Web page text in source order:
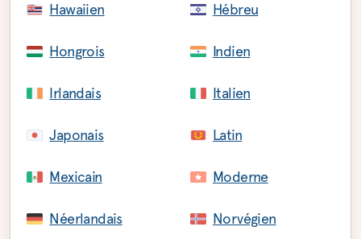
Hawaiien Hébreu
Hongrois Indien
Irlandais Italien
Japonais Latin
Mexicain Moderne
Néerlandais Norvégien